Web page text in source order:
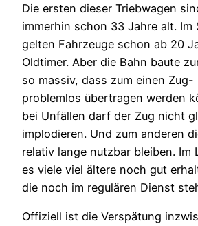
Die ersten dieser Triebwagen
immerhin schon 33 Jahre alt. Im
gelten Fahrzeuge schon ab 20
Oldtimer. Aber die Bahn baute
so massiv, dass zum einen
problemlos übertragen werden
bei Unfällen darf der Zug nicht
implodieren. Und zum anderen
relativ lange nutzbar bleiben. Im
es viele viel ältere noch gut
die noch im regulären Dienst
Offiziell ist die Verspätung